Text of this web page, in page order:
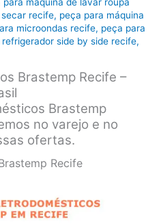
recife, peça para máquina
microondas recife, peça para
side by side recife,
Brastemp Recife –
Brastemp
no varejo e no
ofertas.
Recife